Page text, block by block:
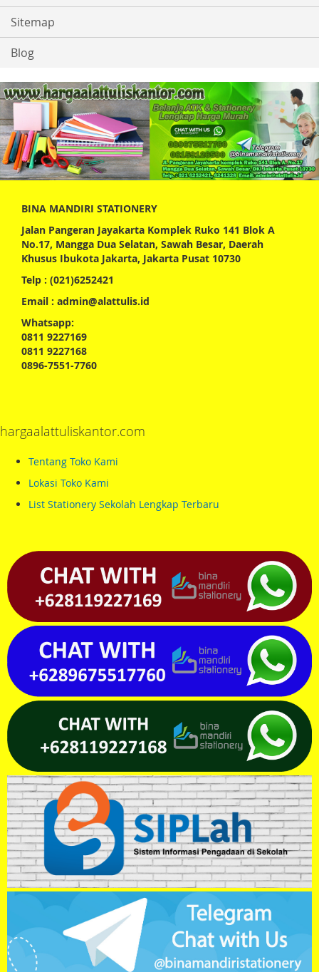
Sitemap
Blog
BINA MANDIRI STATIONERY
Jalan Pangeran Jayakarta Komplek Ruko 141 Blok A
No.17, Mangga Dua Selatan, Sawah Besar, Daerah
Khusus Ibukota Jakarta, Jakarta Pusat 10730
Telp : (021)6252421
Email : admin@alattulis.id
Whatsapp:
0811 9227169
0811 9227168
0896-7551-7760
hargaalattuliskantor.com
Tentang Toko Kami
Lokasi Toko Kami
List Stationery Sekolah Lengkap Terbaru